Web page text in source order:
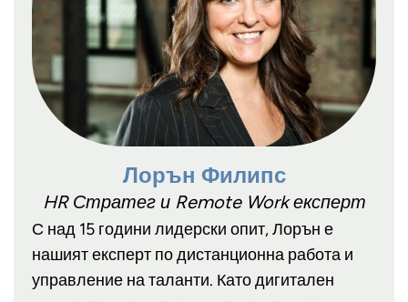
Лорън Филипс
HR Стратег и Remote Work експерт
С над 15 години лидерски опит, Лорън е
нашият експерт по дистанционна работа и
управление на таланти. Като дигитален